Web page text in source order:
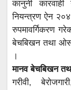
कानुनी
नियन्त्रण ऐन
रुपमावर्गिकरण
बेचबिखन तथा
।
मानव बेचबिखन
गरीवी,